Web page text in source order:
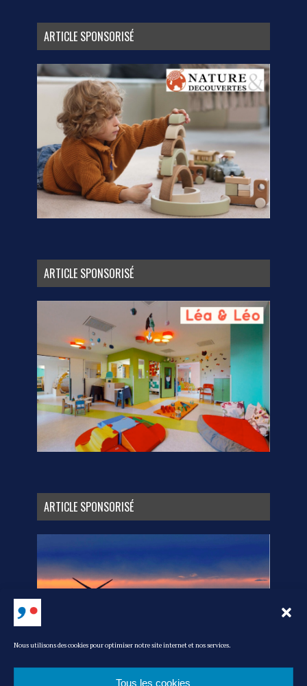
Nous utilisons des cookies pour optimiser notre site internet et nos services.
Tous les cookies
ARTICLE SPONSORISÉ
ARTICLE SPONSORISÉ
ARTICLE SPONSORISÉ